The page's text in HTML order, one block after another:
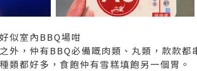
似室內BBQ場咁
外，仲有BBQ必備嘅肉類、丸類，款款都
類都好多，食飽仲有雪糕填飽另一個胃。